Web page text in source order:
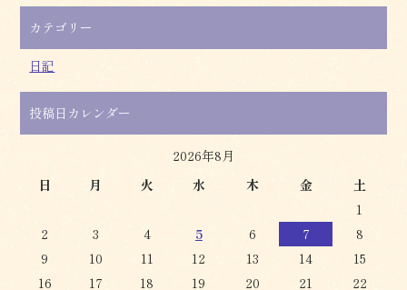
カテゴリー
日記
投稿日カレンダー
2026年8月
日
月 火 水 木 金
土
1
2
3 4 5 6 7
8
9
10 11 12 13 14
15
16
17 18 19 20 21 22